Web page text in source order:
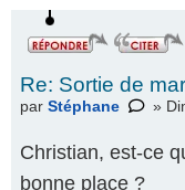
Re: Sortie de
par Stéphane »
Christian, est-ce
bonne place ?